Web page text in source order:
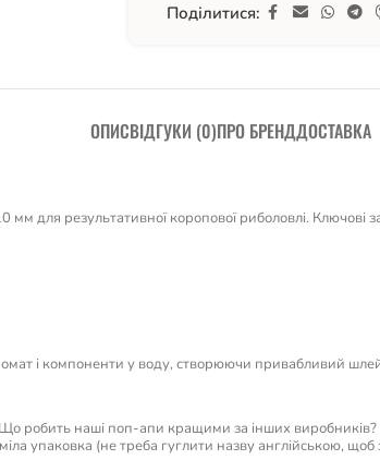
Поділитися:
ОПИСВІДГУКИ (0)ПРО БРЕНДДОСТАВКА
для результативної коропової риболовлі. Ключові
і компоненти у воду, створюючи привабливий
Що робить наші поп-апи кращими за інших виробників?
упаковка (не треба гуглити назву англійською,